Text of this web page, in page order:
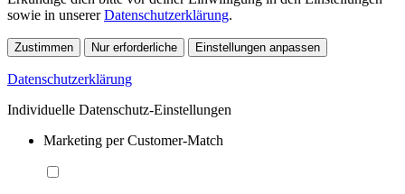
sowie in unsererDatenschutzerklärung.
Zustimmen Nur erforderliche Einstellungen anpassen
Datenschutzerklärung
Individuelle Datenschutz-Einstellungen
Marketing per Customer-Match